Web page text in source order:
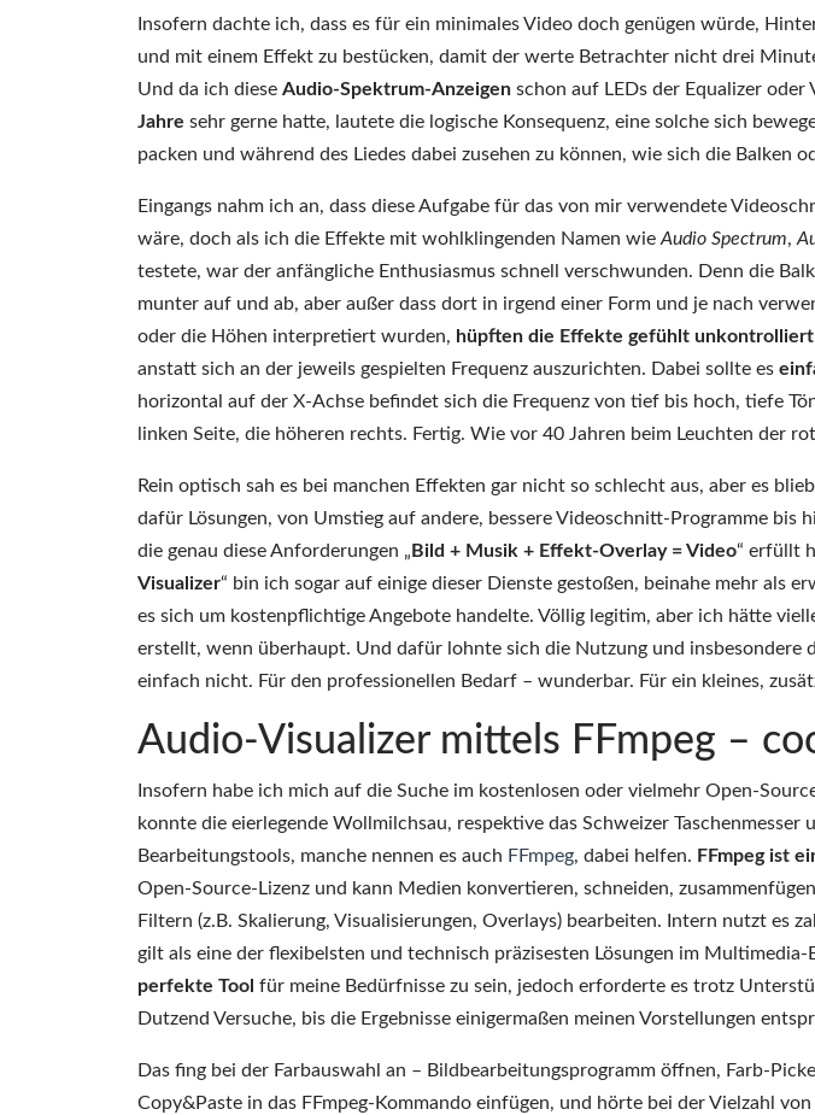
Insofern dachte ich, dass es für ein minimales Video doch genügen würde,
und mit einem Effekt zu bestücken, damit der werte Betrachter nicht drei
Und da ich diese Audio-Spektrum-Anzeigen schon auf LEDs der Equalizer oder
Jahre sehr gerne hatte, lautete die logische Konsequenz, eine solche sich
packen und während des Liedes dabei zusehen zu können, wie sich die Balken
Eingangs nahm ich an, dass diese Aufgabe für das von mir verwendete
wäre, doch als ich die Effekte mit wohlklingenden Namen wie Audio Spectrum,
testete, war der anfängliche Enthusiasmus schnell verschwunden. Denn die
munter auf und ab, aber außer dass dort in irgend einer Form und je nach
oder die Höhen interpretiert wurden, hüpften die Effekte gefühlt unkontrolliert
anstatt sich an der jeweils gespielten Frequenz auszurichten. Dabei sollte es
horizontal auf der X-Achse befindet sich die Frequenz von tief bis hoch, tiefe
linken Seite, die höheren rechts. Fertig. Wie vor 40 Jahren beim Leuchten der
Rein optisch sah es bei manchen Effekten gar nicht so schlecht aus, aber es
dafür Lösungen, von Umstieg auf andere, bessere Videoschnitt-Programme bis
die genau diese Anforderungen „ Bild + Musik + Effekt-Overlay = Video“ erfüllt
Visualizer“ bin ich sogar auf einige dieser Dienste gestoßen, beinahe mehr als
es sich um kostenpflichtige Angebote handelte. Völlig legitim, aber ich hätte
erstellt, wenn überhaupt. Und dafür lohnte sich die Nutzung und insbesondere
einfach nicht. Für den professionellen Bedarf – wunderbar. Für ein kleines,
Audio-Visualizer mittels FFmpeg –
Insofern habe ich mich auf die Suche im kostenlosen oder vielmehr Open-
konnte die eierlegende Wollmilchsau, respektive das Schweizer
Bearbeitungstools, manche nennen es auch FFmpeg, dabei helfen. FFmpeg ist
Open-Source-Lizenz und kann Medien konvertieren, schneiden,
Filtern (z.B. Skalierung, Visualisierungen, Overlays) bearbeiten. Intern nutzt es
gilt als eine der flexibelsten und technisch präzisesten Lösungen im Multimedia-
perfekte Tool für meine Bedürfnisse zu sein, jedoch erforderte es trotz
Dutzend Versuche, bis die Ergebnisse einigermaßen meinen Vorstellungen
Das fing bei der Farbauswahl an – Bildbearbeitungsprogramm öffnen, Farb-
Copy&Paste in das FFmpeg-Kommando einfügen, und hörte bei der Vielzahl